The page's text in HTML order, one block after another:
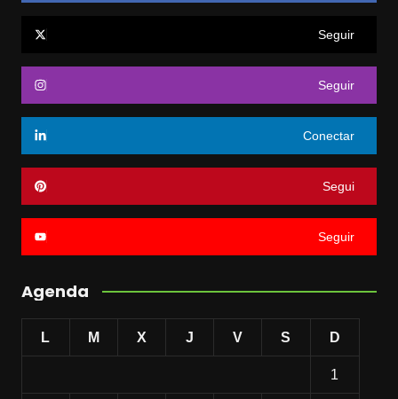
Seguir
Seguir
Conectar
Segui
Seguir
Agenda
L M X J V S D
1